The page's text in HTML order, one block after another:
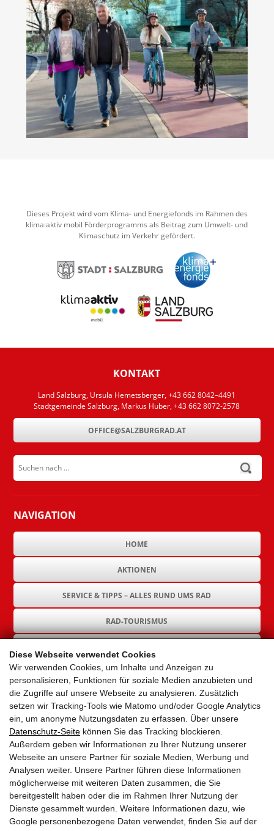
Diese Webseite verwendet Cookies
Wir verwenden Cookies, um Inhalte und Anzeigen zu
personalisieren, Funktionen für soziale Medien anzubieten und
die Zugriffe auf unsere Webseite zu analysieren. Zusätzlich
setzen wir Tracking-Tools wie Matomo und/oder Google Analytics
ein, um anonyme Nutzungsdaten zu erfassen. Über unsere
Datenschutz-Seite können Sie das Tracking blockieren.
Außerdem geben wir Informationen zu Ihrer Nutzung unserer
Webseite an unsere Partner für soziale Medien, Werbung und
Analysen weiter. Unsere Partner führen diese Informationen
möglicherweise mit weiteren Daten zusammen, die Sie
bereitgestellt haben oder die im Rahmen Ihrer Nutzung der
Dienste gesammelt wurden. Weitere Informationen dazu, wie
Google personenbezogene Daten verwendet, finden Sie auf der
Dieses Projekt wird vom Klima- und Energiefonds im Rahmen des
klima:aktiv mobil Förderprogramms als Beitrag zum Umwelt- und
Klimaschutz im Verkehr gefördert.
KONTAKT
Land Salzburg, Ursula Hemetsberger, +43 662 8042–4491
Stadtgemeinde Salzburg, Markus Huber, +43 662 8072-2578
OFFICE@SALZBURGRAD.AT
Suchen nach ...
submit
NAVIGATION
HOME
AKTIONEN
SERVICE & TIPPS – ALLES RUND UMS RAD
RAD-TOURISMUS
GEMEINDEN
AKTUELLES
PARTNER
LINKS
SITEMAP
IMPRESSUM & DATENSCHUTZ